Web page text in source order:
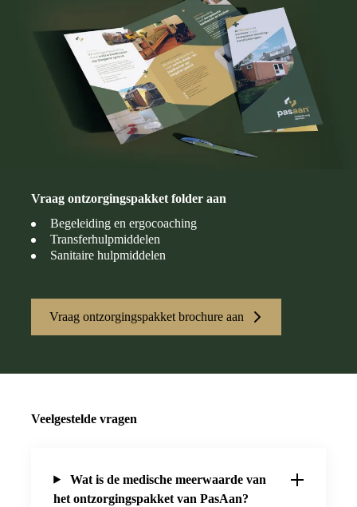
Vraag ontzorgingspakket folder aan
Begeleiding en ergocoaching
Transferhulpmiddelen
Sanitaire hulpmiddelen
Vraag ontzorgingspakket brochure aan
Veelgestelde vragen
Wat is de medische meerwaarde van
het ontzorgingspakket van PasAan?